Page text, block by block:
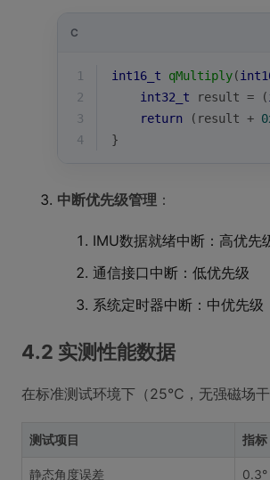
C
1 int16_t qMultiply(
2
int32_t result = (
3
return (result +
4
}
中断优先级管理 ：
IMU数据就绪中断：高优先
通信接口中断：低优先级
系统定时器中断：中优先级
4.2 实测性能数据
在标准测试环境下（25°C，无强磁场
测试项目 指标
静态角度误差 0.3°